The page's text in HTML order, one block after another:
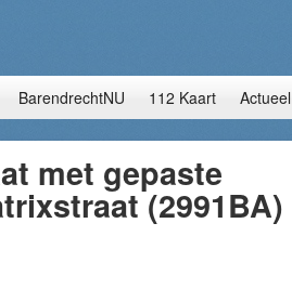
BarendrechtNU 112 Kaart Actueel
met gepaste
(2991BA)